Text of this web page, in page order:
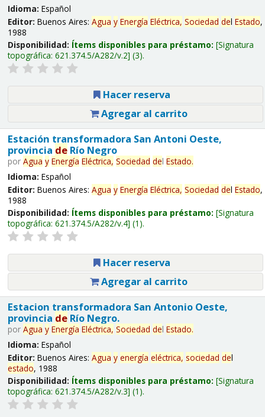
Idioma: Español
Editor: Buenos Aires: Agua y Energía Eléctrica, Sociedad del Estado,
1988
Disponibilidad: Ítems disponibles para préstamo: Signatura
topográfica: 621.374.5/A282/v.2 (3).
Hacer reserva
Agregar al carrito
Estación transformadora San Antoni Oeste,
provincia deRío Negro
por Agua y Energía Eléctrica, Sociedad del Estado.
Idioma: Español
Editor: Buenos Aires: Agua y Energía Eléctrica, Sociedad del Estado,
1988
Disponibilidad: Ítems disponibles para préstamo: Signatura
topográfica: 621.374.5/A282/v.4 (1).
Hacer reserva
Agregar al carrito
Estacion transformadora San Antonio Oeste,
provincia deRío Negro.
por Agua y Energía Eléctrica, Sociedad del Estado.
Idioma: Español
Editor: Buenos Aires: Agua y energía eléctrica, sociedad del
estado, 1988
Disponibilidad: Ítems disponibles para préstamo: Signatura
topográfica: 621.374.5/A282/v.3 (1).